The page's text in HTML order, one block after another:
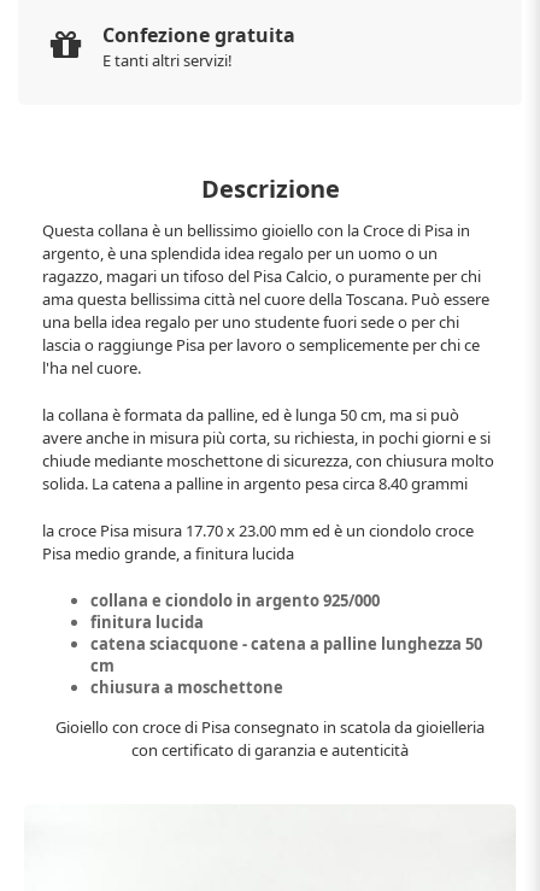
Confezione gratuita
E tanti altri servizi!
Descrizione
Questa collana è un bellissimo gioiello con la Croce di Pisa in
argento, è una splendida idea regalo per un uomo o un
ragazzo, magari un tifoso del Pisa Calcio, o puramente per chi
ama questa bellissima città nel cuore della Toscana. Può essere
una bella idea regalo per uno studente fuori sede o per chi
lascia o raggiunge Pisa per lavoro o semplicemente per chi ce
l'ha nel cuore.
la collana è formata da palline, ed è lunga 50 cm, ma si può
avere anche in misura più corta, su richiesta, in pochi giorni e si
chiude mediante moschettone di sicurezza, con chiusura molto
solida. La catena a palline in argento pesa circa 8.40 grammi
la croce Pisa misura 17.70 x 23.00 mm ed è un ciondolo croce
Pisa medio grande, a finitura lucida
collana e ciondolo in argento 925/000
finitura lucida
catena sciacquone - catena a palline lunghezza 50
cm
chiusura a moschettone
Gioiello con croce di Pisa consegnato in scatola da gioielleria
con certificato di garanzia e autenticità